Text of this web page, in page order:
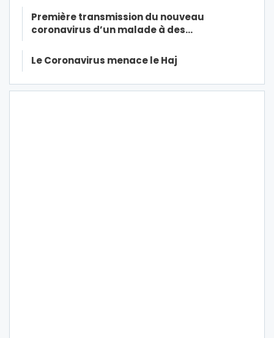
Première transmission du nouveau
coronavirus d’un malade à des…
Le Coronavirus menace le Haj